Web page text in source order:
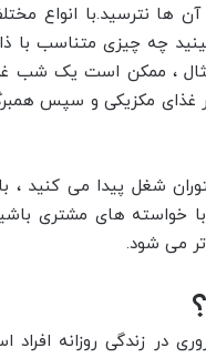
آن ها نترسید.با انواع
چه چیزی متناسب با
، ممکن است یک شب
مکزیکی و سپس
شغل پیدا می کنید ،
خواسته های مشتری
می شود.
در زندگی روزانه